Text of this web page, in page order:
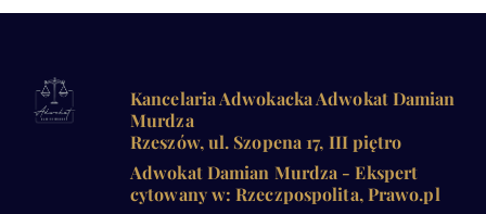
Kancelaria Adwokacka Adwokat Damian
Murdza
Rzeszów, ul. Szopena 17, III piętro
Adwokat Damian Murdza - Ekspert
cytowany w: Rzeczpospolita, Prawo.pl